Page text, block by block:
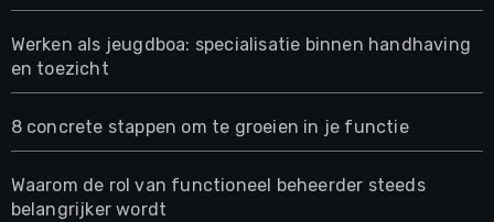
Werken als jeugdboa: specialisatie binnen handhaving
en toezicht
8 concrete stappen om te groeien in je functie
Waarom de rol van functioneel beheerder steeds
belangrijker wordt